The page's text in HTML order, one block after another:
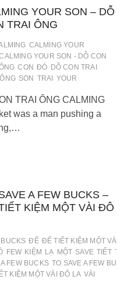
YOUR SON – DỖ
TRAI ÔNG
CALMING YOUR
YOUR SON - DỖ CON
CON ĐÓ DỖ CON TRAI
ÔNG SON TRAI YOUR
TRAI ÔNG CALMING
was a man pushing a
A FEW BUCKS –
KIỆM MỘT VÀI ĐÔ
BUCKS ĐỂ ĐỂ TIẾT KIỆM MỘT VÀI
FEW KIỆM LẠ MỘT SAVE TIẾT TO
A FEW BUCKS TO SAVE A FEW
KIỆM MỘT VÀI ĐÔ LA VÀI